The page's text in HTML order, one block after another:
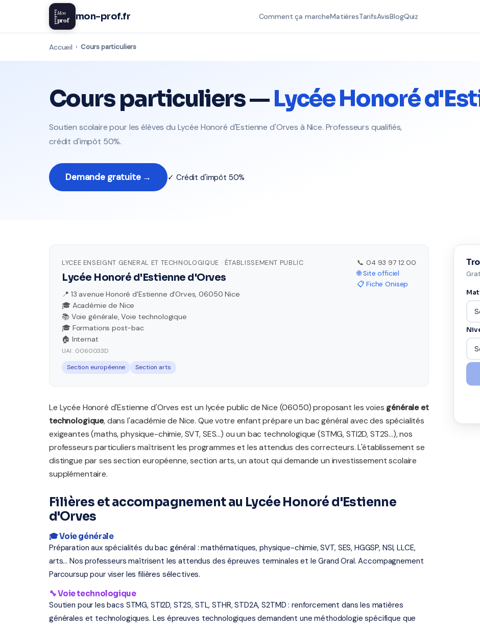
Mon
prof mon-prof.fr Comment ça marcheMatièresTarifsAvisBlogQuiz
Accueil › Cours particuliers
Cours particuliers —Lycée Honoré
Soutien scolaire pour les élèves du Lycée Honoré d'Estienne d'Orves à Nice. Professeurs qualifiés,
crédit d'impôt 50%.
Demande gratuite → ✓ Crédit d'impôt 50%
LYCEE ENSEIGNT GENERAL ET TECHNOLOGIQUE · ÉTABLISSEMENT PUBLIC
Lycée Honoré d'Estienne d'Orves
📍 13 avenue Honoré d'Estienne d'Orves, 06050 Nice
🎓 Académie de Nice
📚 Voie générale, Voie technologique
🎓 Formations post-bac
🏠 Internat
UAI : 0060033D
Section européenne
Section arts
📞 04 93 97 12 00
🌐 Site officiel
📋 Fiche Onisep
Le Lycée Honoré d'Estienne d'Orves est un lycée public de Nice (06050) proposant les voies générale et
technologique, dans l'académie de Nice. Que votre enfant prépare un bac général avec des spécialités
exigeantes (maths, physique-chimie, SVT, SES...) ou un bac technologique (STMG, STI2D, ST2S...), nos
professeurs particuliers maîtrisent les programmes et les attendus des correcteurs. L'établissement se
distingue par ses section européenne, section arts, un atout qui demande un investissement scolaire
supplémentaire.
Filières et accompagnement au Lycée Honoré d'Estienne
d'Orves
🎓 Voie générale
Préparation aux spécialités du bac général : mathématiques, physique-chimie, SVT, SES, HGGSP, NSI, LLCE,
arts... Nos professeurs maîtrisent les attendus des épreuves terminales et le Grand Oral. Accompagnement
Parcoursup pour viser les filières sélectives.
🔧 Voie technologique
Soutien pour les bacs STMG, STI2D, ST2S, STL, STHR, STD2A, S2TMD : renforcement dans les matières
générales et technologiques. Les épreuves technologiques demandent une méthodologie spécifique que